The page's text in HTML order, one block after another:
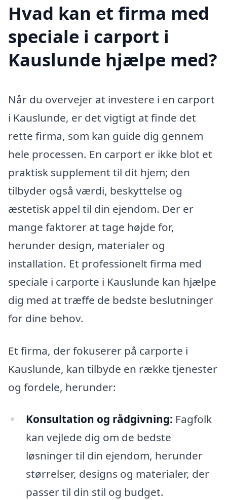
Hvad kan et firma med
speciale i carport i
Kauslunde hjælpe med?
Når du overvejer at investere i en carport
i Kauslunde, er det vigtigt at finde det
rette firma, som kan guide dig gennem
hele processen. En carport er ikke blot et
praktisk supplement til dit hjem; den
tilbyder også værdi, beskyttelse og
æstetisk appel til din ejendom. Der er
mange faktorer at tage højde for,
herunder design, materialer og
installation. Et professionelt firma med
speciale i carporte i Kauslunde kan hjælpe
dig med at træffe de bedste beslutninger
for dine behov.
Et firma, der fokuserer på carporte i
Kauslunde, kan tilbyde en række tjenester
og fordele, herunder:
Konsultation og rådgivning: Fagfolk
kan vejlede dig om de bedste
løsninger til din ejendom, herunder
størrelser, designs og materialer, der
passer til din stil og budget.